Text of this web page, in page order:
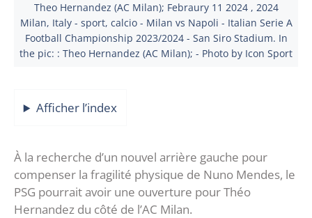
Theo Hernandez (AC Milan); Febraury 11 2024 , 2024
Milan, Italy - sport, calcio - Milan vs Napoli - Italian Serie A
Football Championship 2023/2024 - San Siro Stadium. In
the pic: : Theo Hernandez (AC Milan); - Photo by Icon Sport
Afficher l’index
À la recherche d’un nouvel arrière gauche pour
compenser la fragilité physique de Nuno Mendes, le
PSG pourrait avoir une ouverture pour Théo
Hernandez du côté de l’AC Milan.